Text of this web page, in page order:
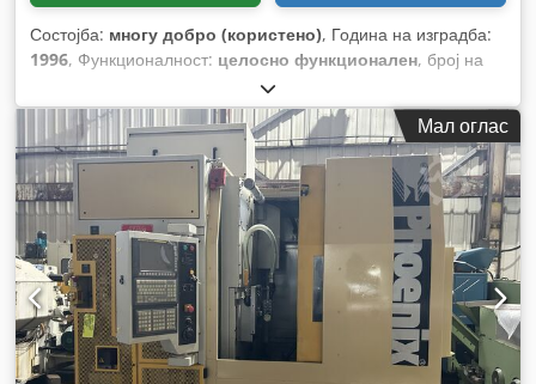
Состојба: многу добро (користено), Година на изградба:
1996, Функционалност: целосно функционален, број на
, дијаметар на тркалото:
пречник на запчаникот:1.000 мм, ширина на тркалото:152
мм , максимална брзина на вретено на работниот предмет:
67 обр/мин, должина на напојување оска X:610 мм,
должина на напредување на оската Y:
610 мм, должина на
подавање по Z-оска: 725 мм, опсег на вртење:95 °, отвор
на вретеното:203 мм, растојание на движење на Х-оската:
610 мм, растојание на движење Z-оска: 725 мм, Опрема:
брзина на вртење со бесконечно варирање,
Мал оглас